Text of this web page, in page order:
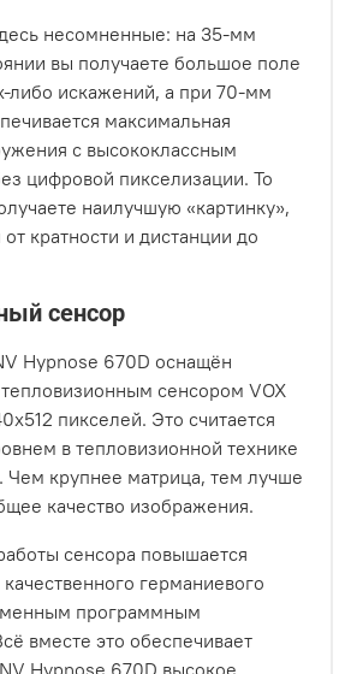
несомненные: на 35-мм
вы получаете большое поле
либо искажений, а при 70-мм
максимальная
с высококлассным
цифровой пикселизации. То
наилучшую «картинку»,
кратности и дистанции до
сенсор
Hypnose 670D оснащён
сенсором VOX
пикселей. Это считается
в тепловизионной технике
Чем крупнее матрица, тем лучше
качество изображения.
сенсора повышается
германиевого
программным
вместе это обеспечивает